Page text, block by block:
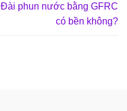
Đài phun nước bằng GFRC
có bền không?